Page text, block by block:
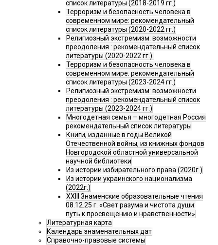
список литературы (2018-2019 гг.)
Терроризм и безопасность человека в
современном мире: рекомендательный
список литературы (2020-2022 гг.)
Религиозный экстремизм: возможности
преодоления : рекомендательный список
литературы (2020-2022 гг.).
Терроризм и безопасность человека в
современном мире: рекомендательный
список литературы (2023-2024 гг.)
Религиозный экстремизм: возможности
преодоления : рекомендательный список
литературы (2023-2024 гг.)
Многодетная семья – многодетная Россия
рекомендательный список литературы
Книги, изданные в годы Великой
Отечественной войны, из книжных фондов
Новгородской областной универсальной
научной библиотеки
Из истории избирательного права (2020г.)
Из истории украинского национализма
(2022г.)
XXIII Знаменские образовательные чтения
08.12.25 г. «Свет разума и чистота души:
путь к просвещению и нравственности»
Литературная карта
Календарь знаменательных дат
Справочно-правовые системы